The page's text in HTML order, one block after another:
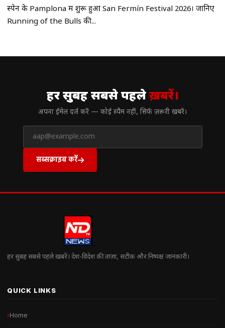
स्पेन के Pamplona में शुरू हुआ San Fermín Festival 2026। जानिए
Running of the Bulls की...
हर सुबह सबसे पहलेख़बरें।
अपना ईमेल दर्ज करें — कोई स्पैम नहीं, सिर्फ ज़रूरी खबरें।
सब्सक्राइब करें
हर सुबह सबसे पहले खबरें। देश-विदेश की ताज़ा, सटीक और निष्पक्ष जानकारी।
QUICK LINKS
Home